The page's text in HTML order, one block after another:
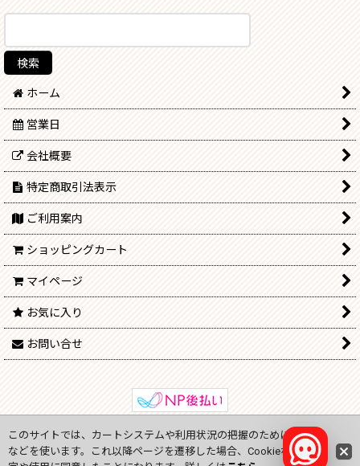
ホーム
営業日
会社概要
特定商取引法表示
ご利用案内
ショッピングカート
マイページ
お気に入り
お問い合せ
Copyright (C) 2009-2024onlinejp.neAll Rights Reserved.
このサイトでは、カートシステムや利用状況の把握のためにCookie
などを使います。これ以降ページを遷移した場合、Cookieなどの設